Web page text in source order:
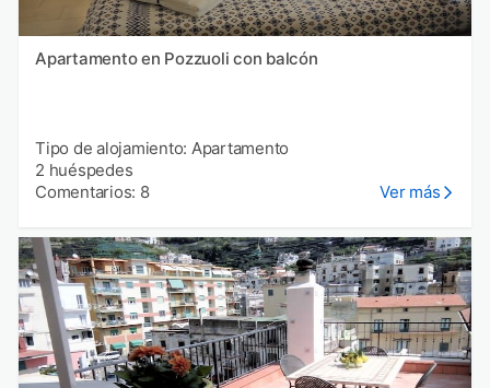
Apartamento en Pozzuoli con balcón
Tipo de alojamiento: Apartamento
2 huéspedes
Comentarios: 8
Ver más